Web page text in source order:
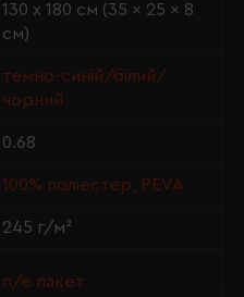
130 х 180 см (35 × 25 × 8
см)
темно-синій/білий/
чорний
0.68
100% поліестер, PEVA
245 г/м²
п/е пакет